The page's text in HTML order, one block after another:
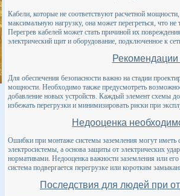
Кабели, которые не соответствуют расчетной
максимальную нагрузку, она может перегреться, что
Перегрев кабелей может стать причиной их
электрический щит и оборудование, подключенное к
Рекомендации
Для обеспечения безопасности важно на стадии
мощности. Необходимо также предусмотреть
добавление новых устройств. Каждый элемент схемы
избежать перегрузки и минимизировать риски при
Недооценка
Ошибки при монтаже системы заземления могут иметь
электросистемы, а основа защиты от электрических
нормативами. Недооценка важности заземления или
система подвергается перегрузке или коротким
Последствия для людей при